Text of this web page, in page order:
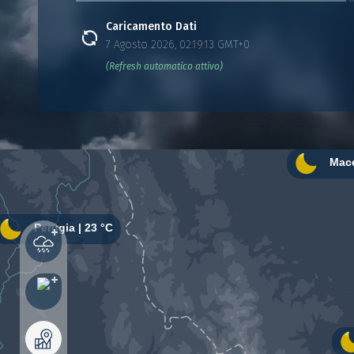
Caricamento Dati
7 Agosto 2026, 02:19:13 GMT+0
(Refresh automatico attivo)